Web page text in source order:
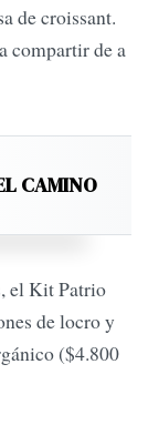
de croissant.
compartir de a
CAMINO
el Kit Patrio
de locro y
($4.800